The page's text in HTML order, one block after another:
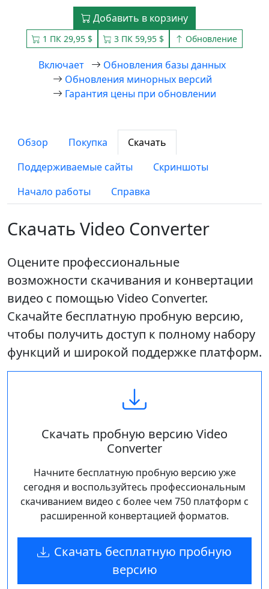
Добавить в корзину
1 ПК 29,95 $ 3 ПК 59,95 $ Обновление
Включает
Обновления базы данных
Обновления минорных версий
Гарантия цены при обновлении
Обзор Покупка
Скачать
Поддерживаемые сайты
Скриншоты
Начало работы
Справка
Скачать Video Converter
Оцените профессиональные
возможности скачивания и конвертации
видео с помощью Video Converter.
Скачайте бесплатную пробную версию,
чтобы получить доступ к полному набору
функций и широкой поддержке платформ.
Скачать пробную версию Video
Converter
Начните бесплатную пробную версию уже
сегодня и воспользуйтесь профессиональным
скачиванием видео с более чем 750 платформ с
расширенной конвертацией форматов.
Скачать бесплатную пробную
версию